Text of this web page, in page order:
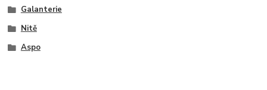
Galanterie
Nitě
Aspo